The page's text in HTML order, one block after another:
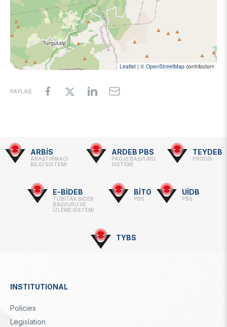
Basic Sciences Research Institute (TBAE)
Clean Energy, Climate Change and Sustainability Research
Institute
Turkish Industrial Dispatch and Administration E. (TÜSSİDE)
National Metrology E. (UME)
Space Technologies Research E. (SPACE)
Video Gallery
Photo Gallery
Personal Data Protection
Leaflet | © OpenStreetMap contributors
PAYLAŞ
Footer
Linkler
ARBİS
ARAŞTIRMACI
BİLGİ SİSTEMİ
ARDEB PBS
PROJE BAŞVURU
SİSTEMİ
TEYDEB
PRODİS
E-BİDEB
TÜBİTAK BİDEB
BAŞVURU VE
İZLEME SİSTEMİ
BİTO
PBS
UİDB
PBS
TYBS
Dipnot
INSTITUTIONAL
Policies
Legislation